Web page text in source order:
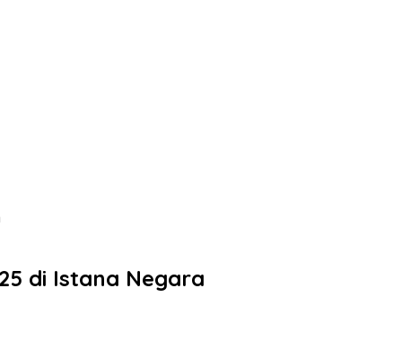
di Istana Negara